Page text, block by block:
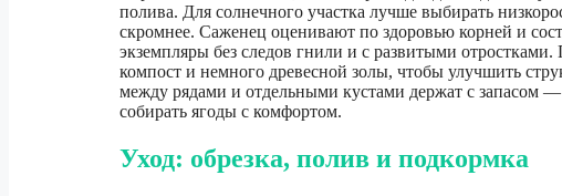
полива. Для солнечного участка лучше выбирать
скромнее. Саженец оценивают по здоровью корней и
экземпляры без следов гнили и с развитыми отростками.
компост и немного древесной золы, чтобы улучшить
между рядами и отдельными кустами держат с запасом
собирать ягоды с комфортом.
Уход: обрезка, полив и подкормка